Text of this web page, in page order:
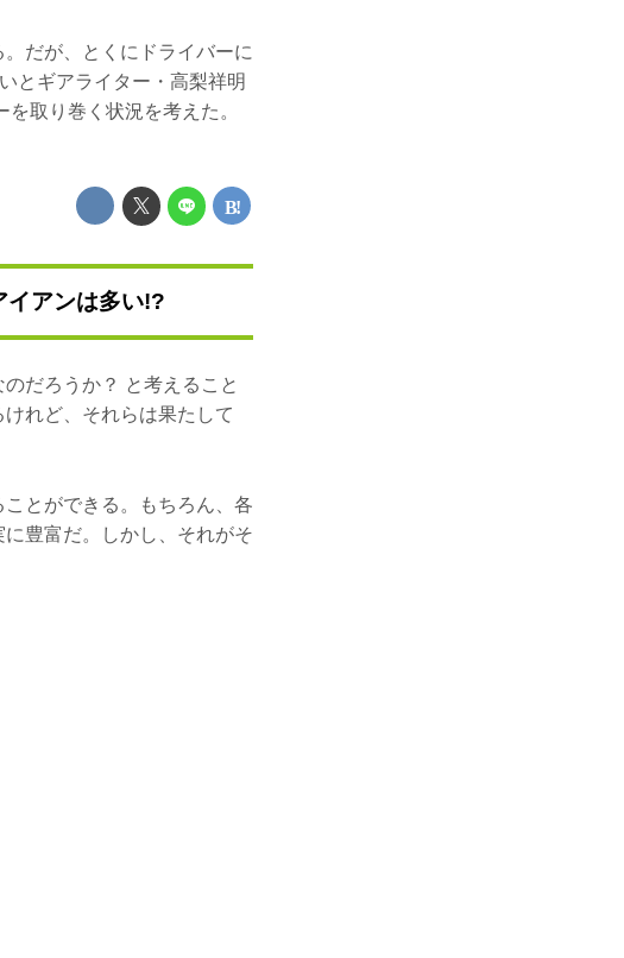
だが、とくにドライバーに
とギアライター・高梨祥明
取り巻く状況を考えた。
イアンは多い!?
だろうか？ と考えること
れど、それらは果たして
とができる。もちろん、各
豊富だ。しかし、それがそ